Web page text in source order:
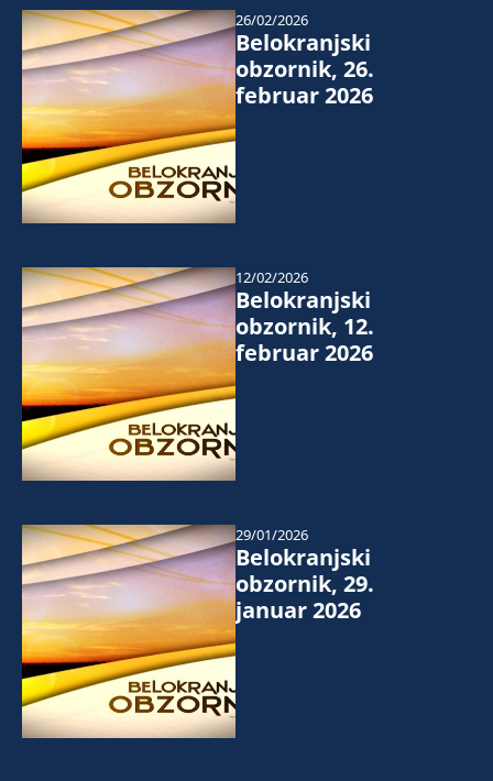
Belokranjski
obzornik, 26.
februar 2026
26/02/2026
Belokranjski
obzornik, 12.
februar 2026
12/02/2026
Belokranjski
obzornik, 29.
januar 2026
29/01/2026